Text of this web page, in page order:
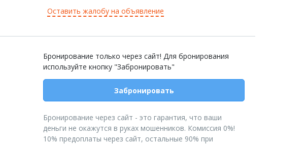
Оставить жалобу на объявление
Бронирование только через сайт! Для бронирования
используйте кнопку "Забронировать"
Забронировать
Бронирование через сайт - это гарантия, что ваши
деньги не окажутся в руках мошенников. Комиссия 0%!
10% предоплаты через сайт, остальные 90% при